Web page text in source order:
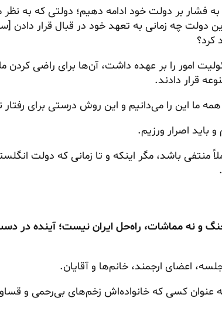
فشار بر دولت خود ادامه دهیم؛ دولتی که به نظر
چه زمانی به تعهد خود در قبال قرار دادن
کرد؟
امور را بر عهده داشت، آن‌ها برای راضی کردن
قرار دادند.
ما این را می‌دانیم و این روش درستی برای
باید اصرار ورزیم.
منتفی باشد، مگر اینکه و تا زمانی که دولت
و نه مماشات، راه‌حل ایران نیست؛ آینده در
اعضای ارجمند، خانم‌ها و آقایان.
عنوان کسی که خانواده‌اش زخم‌های بی‌رحمی و